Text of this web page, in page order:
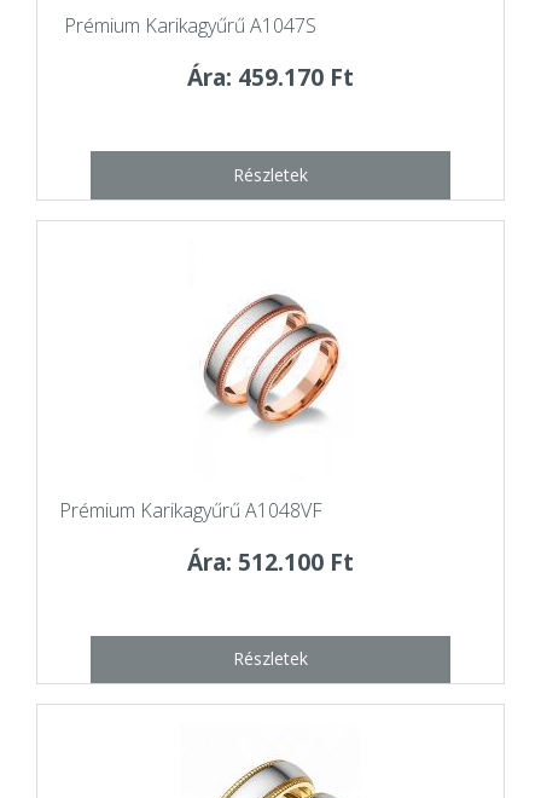
Prémium Karikagyűrű A1047S
Ára: 459.170 Ft
Részletek
Prémium Karikagyűrű A1048VF
Ára: 512.100 Ft
Részletek